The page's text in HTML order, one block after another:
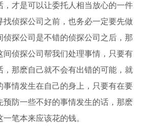
，才是可以让委托人相当放心的一件
找侦探公司之前，也务必一定要先做
侦探公司是不错的侦探公司之后，那
间侦探公司帮我们处理事情，只要有
，那麽自己就不会有出错的可能，就
事情发生在自己的身上，只要有在要
预防一些不好的事情发生的话，那麽
笔本来应该花的钱。